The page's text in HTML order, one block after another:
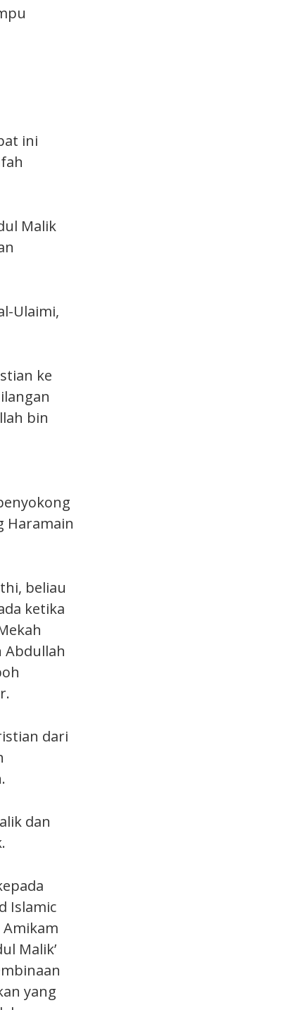
ini
Malik
Ulaimi,
ke
bin
Haramain
beliau
ketika
Abdullah
dari
dan
Islamic
Amikam
Malik’
yang